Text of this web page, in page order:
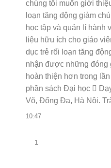
chúng tôi muốn giới
loạn tăng động giảm
học tập và quản lí hành
liệu hữu ích cho giáo
dục trẻ rối loạn tăng
nhận được những đóng
hoàn thiện hơn trong
phần sách Đại học 
Võ, Đống Đa, Hà Nội.
10:47
1